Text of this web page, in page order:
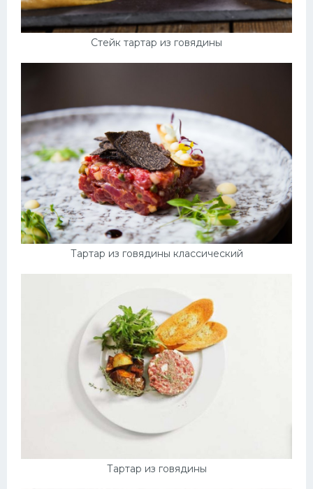
Стейк тартар из говядины
Тартар из говядины классический
Тартар из говядины